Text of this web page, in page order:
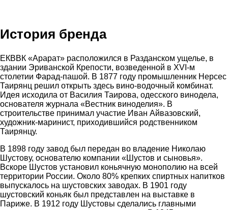
История бренда
ЕКВВК «Арарат» расположился в Разданском ущелье, в
здании Эриванской Крепости, возведенной в XVI-м
столетии Фарад-пашой. В 1877 году промышленник Нерсес
Таирянц решил открыть здесь вино-водочный комбинат.
Идея исходила от Василия Таирова, одесского винодела,
основателя журнала «Вестник виноделия». В
строительстве принимал участие Иван Айвазовский,
художник-маринист, приходившийся родственником
Таирянцу.
В 1898 году завод был передан во владение Николаю
Шустову, основателю компании «Шустов и сыновья».
Вскоре Шустов установил коньячную монополию на всей
территории России. Около 80% крепких спиртных напитков
выпускалось на шустовских заводах. В 1901 году
шустовский коньяк был представлен на выставке в
Париже. В 1912 году Шустовы сделались главными